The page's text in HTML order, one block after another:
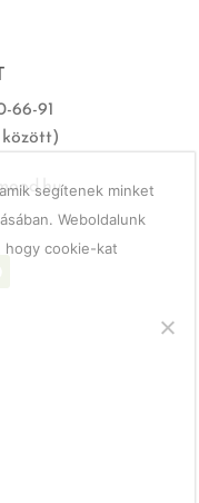
66-91
között)
segítenek minket
Weboldalunk
hogy cookie-kat